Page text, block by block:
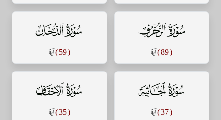
سورة الزخرف
( 89 ) آية
سورة الدخان
( 59 ) آية
سورة الجاثية
( 37 ) آية
سورة الأحقاف
( 35 ) آية